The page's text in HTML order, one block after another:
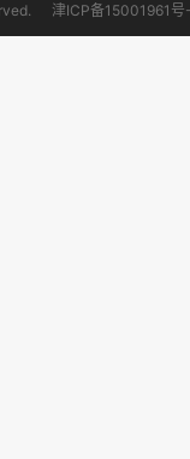
津ICP备15001961号